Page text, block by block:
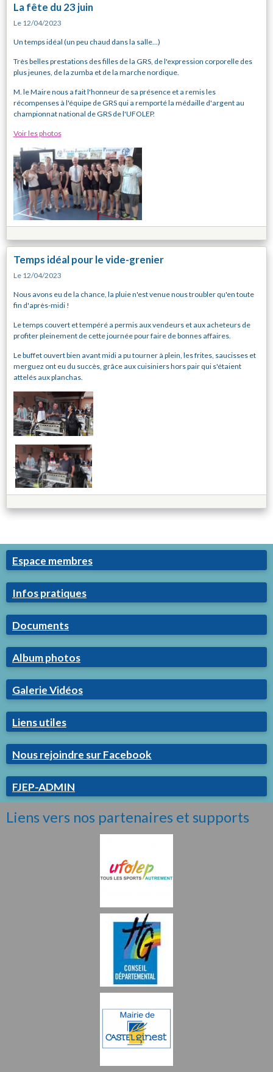
La fête du 23 juin
Le 12/04/2023
Un temps idéal (un peu chaud dans la salle...)
Très belles prestations des filles de la GRS, de l'expression corporelle des
plus jeunes, de la zumba et de la marche nordique.
M. le Maire nous a fait l'honneur de sa présence et a remis les
récompenses à l'équipe de GRS qui a remporté la médaille d'argent au
championnat national de GRS de l'UFOLEP.
Voir les photos
Temps idéal pour le vide-grenier
Le 12/04/2023
Nous avons eu de la chance, la pluie n'est venue nous troubler qu'en toute
fin d'après-midi !
Le temps couvert et tempéré a permis aux vendeurs et aux acheteurs de
profiter pleinement de cette journée pour faire de bonnes affaires.
Le buffet ouvert bien avant midi a pu tourner à plein, les frites, saucisses et
merguez ont eu du succès, grâce aux cuisiniers hors pair qui s'étaient
attelés aux planchas.
.
Espace membres
Infos pratiques
Documents
Album photos
Galerie Vidéos
Liens utiles
Nous rejoindre sur Facebook
FJEP-ADMIN
Liens vers nos partenaires et supports